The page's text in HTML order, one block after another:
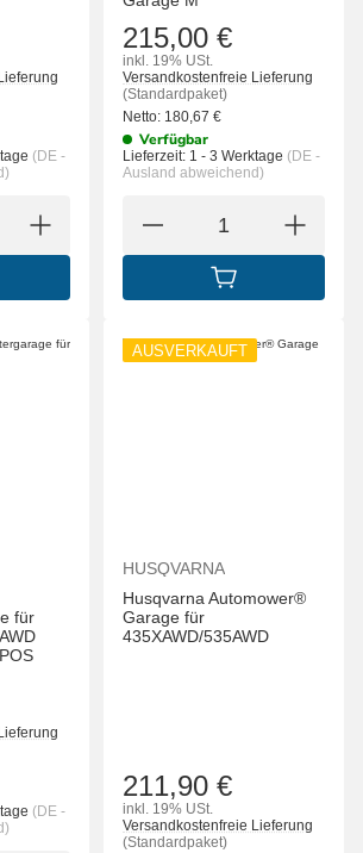
(DE -
WARENKORB
215,00 €
inkl. 19% USt.
Versandkostenfreie Lieferung
(Standardpaket)
Netto: 180,67 €
Verfügbar
Lieferzeit: 1 - 3 Werktage (DE -
Ausland abweichend)
IN DEN
für
(DE -
AUSVERKAUFT
HUSQVARNA
Husqvarna Automower®
Garage für
435XAWD/535AWD
211,90 €
inkl. 19% USt.
Versandkostenfreie Lieferung
(Standardpaket)